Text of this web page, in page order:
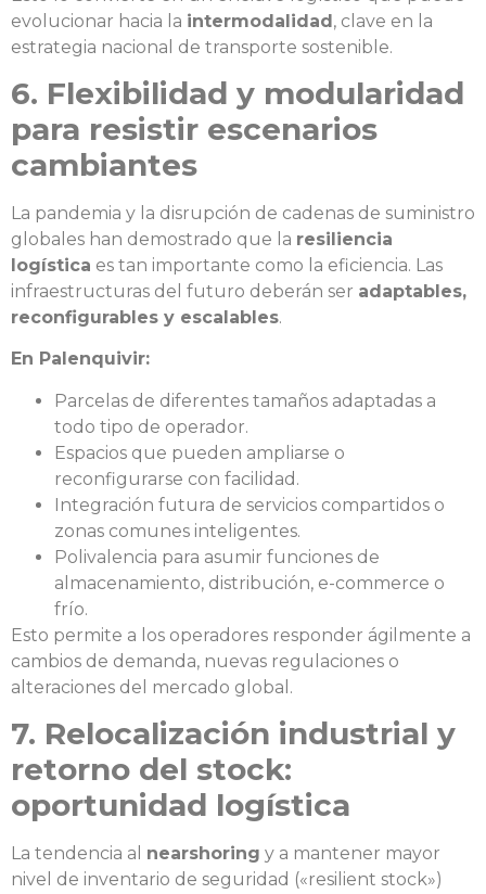
evolucionar hacia la intermodalidad, clave en la
estrategia nacional de transporte sostenible.
6. Flexibilidad y modularidad
para resistir escenarios
cambiantes
La pandemia y la disrupción de cadenas de suministro
globales han demostrado que la resiliencia
logística es tan importante como la eficiencia. Las
infraestructuras del futuro deberán ser adaptables,
reconfigurables y escalables.
En Palenquivir:
Parcelas de diferentes tamaños adaptadas a
todo tipo de operador.
Espacios que pueden ampliarse o
reconfigurarse con facilidad.
Integración futura de servicios compartidos o
zonas comunes inteligentes.
Polivalencia para asumir funciones de
almacenamiento, distribución, e-commerce o
frío.
Esto permite a los operadores responder ágilmente a
cambios de demanda, nuevas regulaciones o
alteraciones del mercado global.
7. Relocalización industrial y
retorno del stock:
oportunidad logística
La tendencia al nearshoring y a mantener mayor
nivel de inventario de seguridad («resilient stock»)